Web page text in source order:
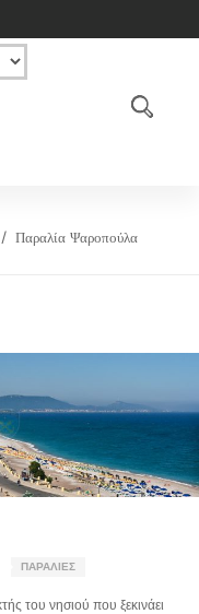
Παραλία Ψαροπούλα
ΠΑΡΑΛΊΕΣ
του νησιού που ξεκινάει